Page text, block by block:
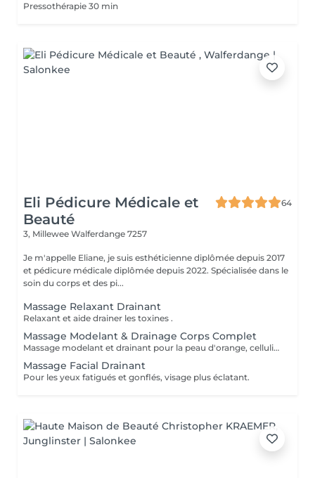
Pressothérapie 30 min
Eli Pédicure Médicale et
Beauté
64
3, Millewee Walferdange 7257
Je m'appelle Eliane, je suis esthéticienne diplômée depuis 2017
et pédicure médicale diplômée depuis 2022. Spécialisée dans le
soin du corps et des pi...
Massage Relaxant Drainant
Relaxant et aide drainer les toxines .
Massage Modelant & Drainage Corps Complet
Massage modelant et drainant pour la peau d'orange, cellulite aqueuse et raffermissante. Aide drainer la lymphe, toxines du corps et rétention d'eau.
Massage Facial Drainant
Pour les yeux fatigués et gonflés, visage plus éclatant.